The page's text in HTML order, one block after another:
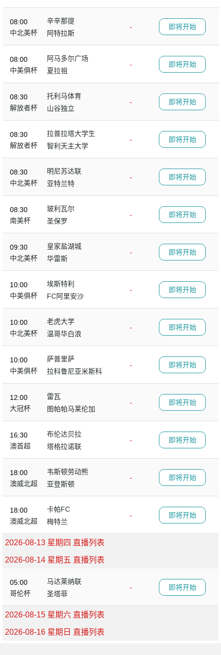
08:00
中北美杯
辛辛那提
-
阿特拉斯
即将开始
08:00
中美俱杯
阿马多尔广场
-
夏拉祖
即将开始
08:30
解放者杯
托利马体育
-
山谷独立
即将开始
08:30
解放者杯
拉普拉塔大学生
-
智利天主大学
即将开始
08:30
中北美杯
明尼苏达联
-
亚特兰特
即将开始
08:30
南美杯
玻利瓦尔
-
圣保罗
即将开始
09:30
中北美杯
皇家盐湖城
-
华雷斯
即将开始
10:00
中美俱杯
埃斯特利
-
FC阿里安沙
即将开始
10:00
中北美杯
老虎大学
-
温哥华白浪
即将开始
10:00
中美俱杯
萨普里萨
-
拉科鲁尼亚米斯科
即将开始
12:00
大冠杯
雷瓦
-
图帕帕马莱伦加
即将开始
16:30
澳首超
布伦达贝拉
-
塔格拉诺联
即将开始
18:00
澳威北超
韦斯顿劳动熊
-
亚登斯顿
即将开始
18:00
澳威北超
卡帕FC
-
梅特兰
即将开始
2026-08-13 星期四 直播列表
2026-08-14 星期五 直播列表
05:00
哥伦杯
马达莱纳联
-
圣塔菲
即将开始
2026-08-15 星期六 直播列表
2026-08-16 星期日 直播列表